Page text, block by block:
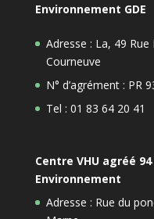
Environnement GDE
Adresse : La, 49
Courneuve
N° d’agrément : PR
Tel : 01 83 64 20 41
Centre VHU agréé
Environnement
Adresse : Rue du